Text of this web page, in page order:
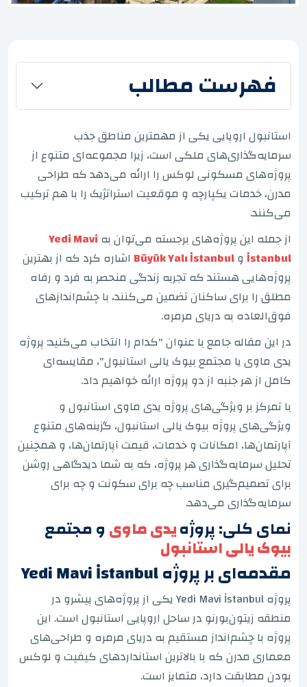
فهرست مطالب
استانبول اروپایی یکی از مهمترین مناطق جذب
سرمایه‌گذاری‌های ملکی است، زیرا مجموعه‌ای متنوع از
پروژه‌های مسکونی لوکس را ارائه می‌دهد که طراحی
مدرن، خدمات یکپارچه و موقعیت استراتژیک را با هم ترکیب
می‌کنند.
از جمله این پروژه‌های برجسته می‌توان به Yedi Mavi
İstanbul وBüyük Yalı İstanbul اشاره کرد که از بهترین
پروژه‌هایی هستند که تجربه زندگی منحصر به فرد و رفاه
مطلق را برای ساکنان تضمین می‌کنند، با چشم‌اندازهای
فوق‌العاده به دریای مرمره.
در این مقاله جامع با عنوان "کدام را انتخاب می‌کنید: پروژه
یدی ماوی یا مجتمع بیوک یالی استانبول"، مقایسه‌ای
کامل از هر جنبه از دو پروژه ارائه خواهیم داد.
با تمرکز بر ویژگی‌های پروژه یدی ماوی استانبول و
ویژگی‌های پروژه بیوک یالی استانبول، گزینه‌های متنوع
آپارتمان‌ها، امکانات و خدمات، قیمت آپارتمان‌ها، و همچنین
تحلیل سرمایه‌گذاری هر پروژه، که به شما دیدگاهی روشن
برای تصمیم‌گیری مناسب چه برای سکونت و چه برای
سرمایه‌گذاری می‌دهد.
نمای کلی: پروژهیدی ماوی و مجتمع
بیوک یالی استانبول
مقدمه‌ای بر پروژه Yedi Mavi İstanbul
پروژه Yedi Mavi İstanbul یکی از پروژه‌های پیشرو در
منطقه زیتون‌بورنو در ساحل اروپایی استانبول است. این
پروژه با چشم‌انداز مستقیم به دریای مرمره و طراحی‌های
معماری مدرن که با بالاترین استانداردهای کیفیت و لوکس
بودن مطابقت دارد، متمایز است.